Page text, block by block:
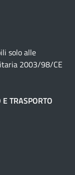
solo alle
2003/98/CE
TRASPORTO